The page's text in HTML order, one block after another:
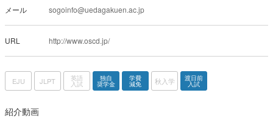
メール sogoinfo@uedagakuen.ac.jp
URL http://www.oscd.jp/
EJU JLPT 英語
入試
独自
奨学金
学費
減免 秋入学 渡日前
入試
紹介動画